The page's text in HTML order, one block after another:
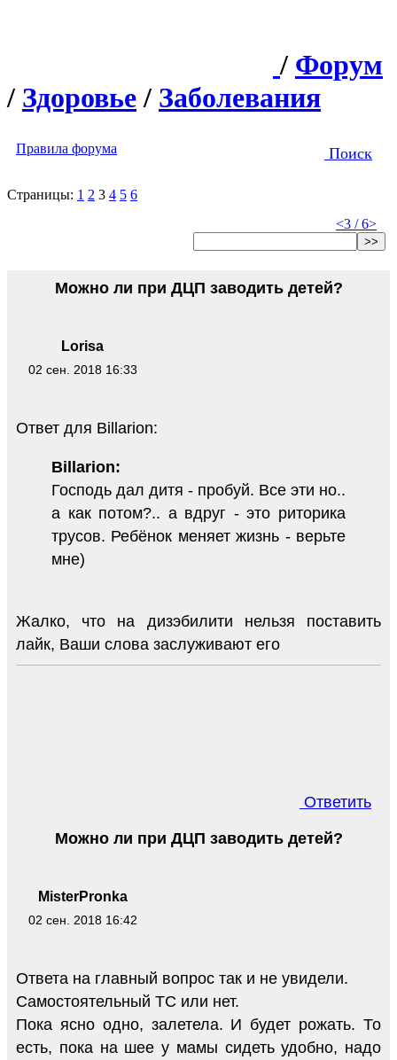
/ Форум
/ Здоровье / Заболевания
Правила форума Поиск
Страницы: 1 2 3 4 5 6
<3 / 6>
>>
Lorisa
02 сен. 2018 16:33
Можно ли при ДЦП заводить детей?
Ответ для Billarion:
Billarion:
Господь дал дитя - пробуй. Все эти но..
а как потом?.. а вдруг - это риторика
трусов. Ребёнок меняет жизнь - верьте
мне)
Жалко, что на дизэбилити нельзя поставить
лайк, Ваши слова заслуживают его
Ответить
MisterPronka
02 сен. 2018 16:42
Можно ли при ДЦП заводить детей?
Ответа на главный вопрос так и не увидели.
Самостоятельный ТС или нет.
Пока ясно одно, залетела. И будет рожать. То
есть, пока на шее у мамы сидеть удобно, надо